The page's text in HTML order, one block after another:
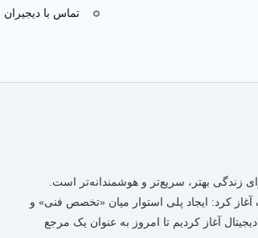
تماس با دیجیران
زندگی بهتر، سریع‌تر و هوشمندانه‌تر است.
آغاز کرد: ایجاد پلی استوار میان «تخصص فنی» و
آغاز کردیم تا امروز به عنوان یک مرجع